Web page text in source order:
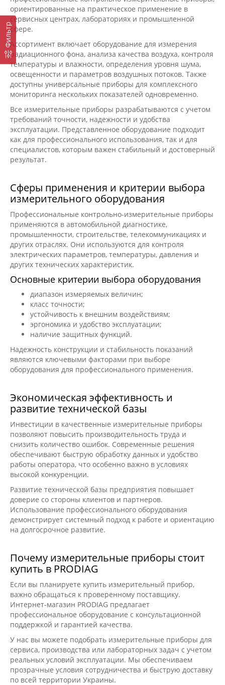
Фильтр
ориентированные на практическое применение в
сервисных центрах, лабораториях и промышленной
сфере.
Ассортимент включает оборудование для измерения
радиационного фона, анализа качества воздуха, контроля
температуры и влажности, определения уровня шума,
освещенности и параметров воздушных потоков. Также
доступны универсальные приборы для комплексного
мониторинга нескольких показателей одновременно.
Все измерительные приборы разрабатываются с учетом
требований точности, надежности и удобства
эксплуатации. Представленное оборудование подходит
как для профессионального использования, так и для
специалистов, которым важен стабильный и достоверный
результат.
Сферы применения и критерии выбора
измерительного оборудования
Профессиональные контрольно-измерительные приборы
применяются в автомобильной диагностике,
промышленности, строительстве, телекоммуникациях и
других отраслях. Они используются для контроля
электрических параметров, температуры, давления и
других технических характеристик.
Основные критерии выбора оборудования
диапазон измеряемых величин;
класс точности;
устойчивость к внешним воздействиям;
эргономика и удобство эксплуатации;
наличие защитных функций.
Надежность конструкции и стабильность показаний
являются ключевыми факторами при выборе
оборудования для профессионального применения.
Экономическая эффективность и
развитие технической базы
Инвестиции в качественные измерительные приборы
позволяют повысить производительность труда и
снизить количество ошибок. Современные решения
обеспечивают быструю обработку данных и удобство
работы оператора, что особенно важно в условиях
высокой конкуренции.
Развитие технической базы предприятия повышает
доверие со стороны клиентов и партнеров.
Использование профессионального оборудования
демонстрирует системный подход к работе и ориентацию
на долгосрочное развитие.
Почему измерительные приборы стоит
купить в PRODIAG
Если вы планируете купить измерительный прибор,
важно обращаться к проверенному поставщику.
Интернет-магазин PRODIAG предлагает
профессиональное оборудование с консультационной
поддержкой и гарантией качества.
У нас вы можете подобрать измерительные приборы для
сервиса, производства или лабораторных задач с учетом
реальных условий эксплуатации. Мы обеспечиваем
прозрачные условия сотрудничества и быструю доставку
по всей территории Украины.